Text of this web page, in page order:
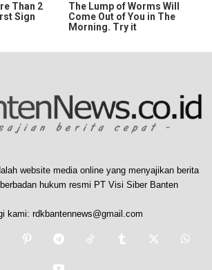
Than 2
Sign
The Lump of Worms Will
Come Out of You in The
Morning. Try it
website media online yang menyajikan berita
hukum resmi PT Visi Siber Banten
kami: rdkbantennews@gmail.com